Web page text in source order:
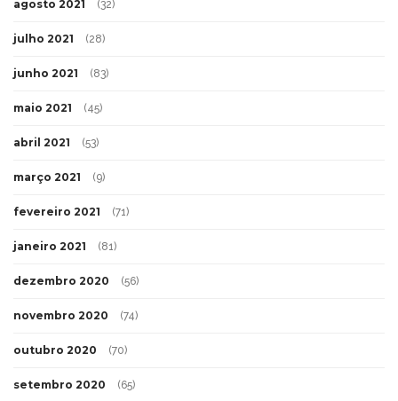
agosto 2021 (32)
julho 2021 (28)
junho 2021 (83)
maio 2021 (45)
abril 2021 (53)
março 2021 (9)
fevereiro 2021 (71)
janeiro 2021 (81)
dezembro 2020 (56)
novembro 2020 (74)
outubro 2020 (70)
setembro 2020 (65)